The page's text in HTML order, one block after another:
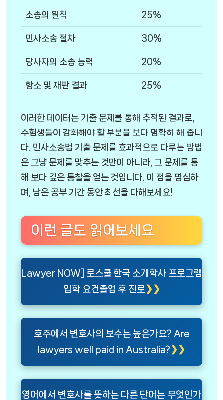
소송의 원칙 25%
민사소송 절차 30%
당사자의 소송 능력 20%
항소 및 재판 결과 25%
이러한 데이터는 기출 문제를 통해 추적된 결과로,
수험생들이 강화해야 할 부분을 보다 명확히 해 줍니
다. 민사소송법 기출 문제를 효과적으로 다루는 방법
은 그냥 문제를 맞추는 것만이 아니라, 그 문제를 통
해 보다 깊은 통찰을 얻는 것입니다. 이 점을 명심하
며, 남은 공부 기간 동안 최선을 다해보세요!
이런 글도 읽어보세요
Lawyer NOW] 로스쿨 한국 소개학사 프로그램
입학 요건졸업 후 진로
호주에서 변호사의 보수는 높은가요? Are
lawyers well paid in Australia?
영어에서 변호사를 뜻하는 다른 단어는 무엇인가